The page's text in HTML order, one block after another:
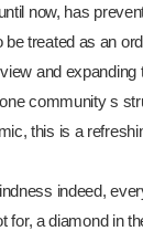
now, has
treated as an
and
community s
this is a
indeed,
a diamond in